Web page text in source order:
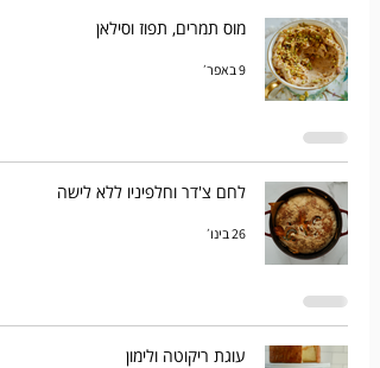
מוס תמרים, תפוז וסילאן
9 באפר׳
לחם צ'דר וחלפיניו ללא לישה
26 בינו׳
עוגת ריקוטה ולימון